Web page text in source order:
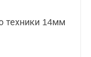
техники 14мм